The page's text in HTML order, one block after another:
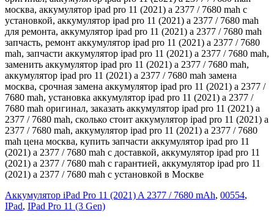
москва, аккумулятор ipad pro 11 (2021) a 2377 / 7680 mah с
установкой, аккумулятор ipad pro 11 (2021) a 2377 / 7680 mah
для ремонта, аккумулятор ipad pro 11 (2021) a 2377 / 7680 mah
запчасть, ремонт аккумулятор ipad pro 11 (2021) a 2377 / 7680
mah, запчасти аккумулятор ipad pro 11 (2021) a 2377 / 7680 mah,
заменить аккумулятор ipad pro 11 (2021) a 2377 / 7680 mah,
аккумулятор ipad pro 11 (2021) a 2377 / 7680 mah замена
москва, срочная замена аккумулятор ipad pro 11 (2021) a 2377 /
7680 mah, установка аккумулятор ipad pro 11 (2021) a 2377 /
7680 mah оригинал, заказать аккумулятор ipad pro 11 (2021) a
2377 / 7680 mah, сколько стоит аккумулятор ipad pro 11 (2021) a
2377 / 7680 mah, аккумулятор ipad pro 11 (2021) a 2377 / 7680
mah цена москва, купить запчасти аккумулятор ipad pro 11
(2021) a 2377 / 7680 mah с доставкой, аккумулятор ipad pro 11
(2021) a 2377 / 7680 mah с гарантией, аккумулятор ipad pro 11
(2021) a 2377 / 7680 mah с установкой в Москве
Аккумулятор iPad Pro 11 (2021) A 2377 / 7680 mAh, 00554,
IPad, IPad Pro 11 (3 Gen)